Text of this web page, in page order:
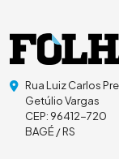
Rua Luiz Carlos
Getúlio Vargas
CEP: 96412-720
BAGÉ / RS